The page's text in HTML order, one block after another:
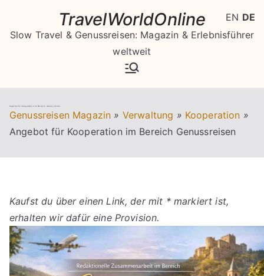
springen
TravelWorldOnline
Slow Travel & Genussreisen: Magazin & Erlebnisführer
weltweit
Angebot für Kooperation im Bereich Genussreisen
Genussreisen Magazin » Verwaltung » Kooperation »
Angebot für Kooperation im Bereich Genussreisen
Kaufst du über einen Link, der mit * markiert ist,
erhalten wir dafür eine Provision.
EN DE